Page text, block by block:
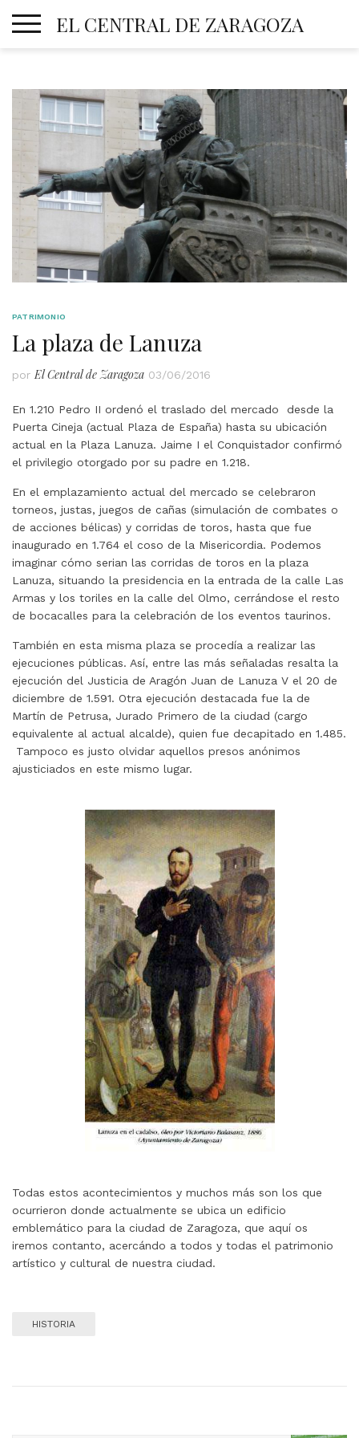
EL CENTRAL DE ZARAGOZA
PATRIMONIO
La plaza de Lanuza
por El Central de Zaragoza 03/06/2016
En 1.210 Pedro II ordenó el traslado del mercado desde la
Puerta Cineja (actual Plaza de España) hasta su ubicación
actual en la Plaza Lanuza. Jaime I el Conquistador confirmó
el privilegio otorgado por su padre en 1.218.
En el emplazamiento actual del mercado se celebraron
torneos, justas, juegos de cañas (simulación de combates o
de acciones bélicas) y corridas de toros, hasta que fue
inaugurado en 1.764 el coso de la Misericordia. Podemos
imaginar cómo serian las corridas de toros en la plaza
Lanuza, situando la presidencia en la entrada de la calle Las
Armas y los toriles en la calle del Olmo, cerrándose el resto
de bocacalles para la celebración de los eventos taurinos.
También en esta misma plaza se procedía a realizar las
ejecuciones públicas. Así, entre las más señaladas resalta la
ejecución del Justicia de Aragón Juan de Lanuza V el 20 de
diciembre de 1.591. Otra ejecución destacada fue la de
Martín de Petrusa, Jurado Primero de la ciudad (cargo
equivalente al actual alcalde), quien fue decapitado en 1.485.
Tampoco es justo olvidar aquellos presos anónimos
ajusticiados en este mismo lugar.
Todas estos acontecimientos y muchos más son los que
ocurrieron donde actualmente se ubica un edificio
emblemático para la ciudad de Zaragoza, que aquí os
iremos contanto, acercándo a todos y todas el patrimonio
artístico y cultural de nuestra ciudad.
HISTORIA